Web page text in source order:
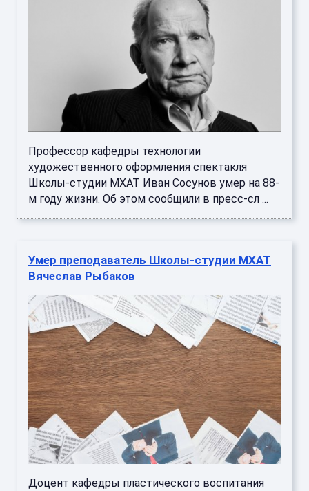
Профессор кафедры технологии
художественного оформления спектакля
Школы-студии МХАТ Иван Сосунов умер на 88-
м году жизни. Об этом сообщили в пресс-сл ...
Умер преподаватель Школы-студии МХАТ
Вячеслав Рыбаков
Доцент кафедры пластического воспитания